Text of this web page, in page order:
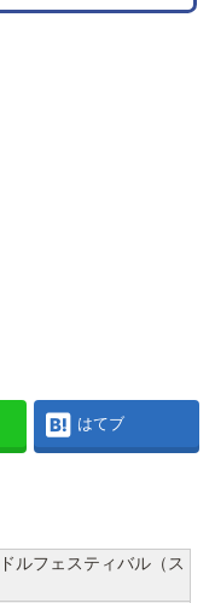
はてブ
ルフェスティバル（ス